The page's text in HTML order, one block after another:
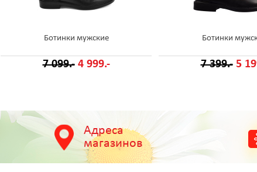
Ботинки мужские
7 099.- 4 999.-
Ботинки
7 399.- 5
Адреса
магазинов